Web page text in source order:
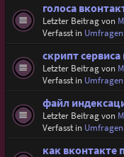
голоса
Letzter Beitrag von
Verfasst in
скрипт
Letzter Beitrag von
Verfasst in
файл
Letzter Beitrag von
Verfasst in
как вконтакте